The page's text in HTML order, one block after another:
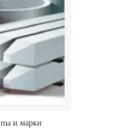
и марки